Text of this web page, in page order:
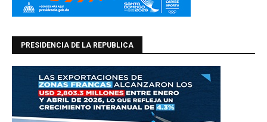
PRESIDENCIA DE LA REPUBLICA